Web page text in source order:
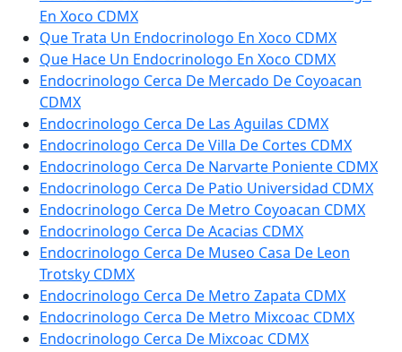
En Xoco CDMX
Que Trata Un Endocrinologo En Xoco CDMX
Que Hace Un Endocrinologo En Xoco CDMX
Endocrinologo Cerca De Mercado De Coyoacan
CDMX
Endocrinologo Cerca De Las Aguilas CDMX
Endocrinologo Cerca De Villa De Cortes CDMX
Endocrinologo Cerca De Narvarte Poniente CDMX
Endocrinologo Cerca De Patio Universidad CDMX
Endocrinologo Cerca De Metro Coyoacan CDMX
Endocrinologo Cerca De Acacias CDMX
Endocrinologo Cerca De Museo Casa De Leon
Trotsky CDMX
Endocrinologo Cerca De Metro Zapata CDMX
Endocrinologo Cerca De Metro Mixcoac CDMX
Endocrinologo Cerca De Mixcoac CDMX